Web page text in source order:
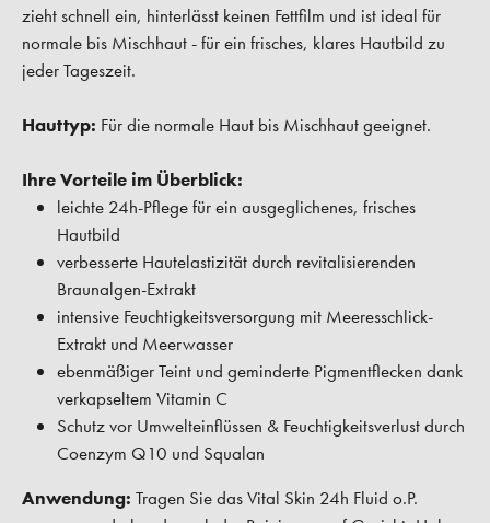
zieht schnell ein, hinterlässt keinen Fettfilm und ist ideal für
normale bis Mischhaut - für ein frisches, klares Hautbild zu
jeder Tageszeit.
Hauttyp: Für die normale Haut bis Mischhaut geeignet.
Ihre Vorteile im Überblick:
leichte 24h-Pflege für ein ausgeglichenes, frisches
Hautbild
verbesserte Hautelastizität durch revitalisierenden
Braunalgen-Extrakt
intensive Feuchtigkeitsversorgung mit Meeresschlick-
Extrakt und Meerwasser
ebenmäßiger Teint und geminderte Pigmentflecken dank
verkapseltem Vitamin C
Schutz vor Umwelteinflüssen & Feuchtigkeitsverlust durch
Coenzym Q10 und Squalan
Anwendung: Tragen Sie das Vital Skin 24h Fluid o.P.